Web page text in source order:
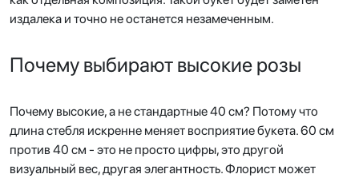
издалека и точно не останется незамеченным.
Почему выбирают высокие розы
Почему высокие, а не стандартные 40 см? Потому что
длина стебля искренне меняет восприятие букета. 60 см
против 40 см - это не просто цифры, это другой
визуальный вес, другая элегантность. Флорист может